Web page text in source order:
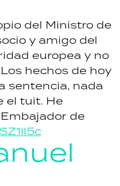
del Ministro de
y amigo del
europea y no
hechos de hoy
sentencia, nada
el tuit. He
de